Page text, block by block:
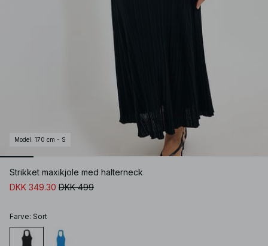
Model : 170 cm - S
Strikket maxikjole med halterneck
DKK 349.30 DKK 499
Farve: Sort